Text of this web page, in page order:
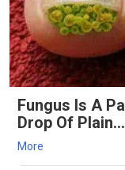
Fungus Is A
Drop Of Plain...
More